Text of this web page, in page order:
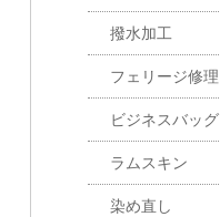
撥水加工
フェリージ修理
ビジネスバッグ
ラムスキン
染め直し